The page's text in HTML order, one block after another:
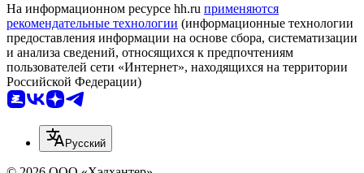
На информационном ресурсе hh.ru применяются
рекомендательные технологии (информационные технологии
предоставления информации на основе сбора, систематизации
и анализа сведений, относящихся к предпочтениям
пользователей сети «Интернет», находящихся на территории
Российской Федерации)
Русский